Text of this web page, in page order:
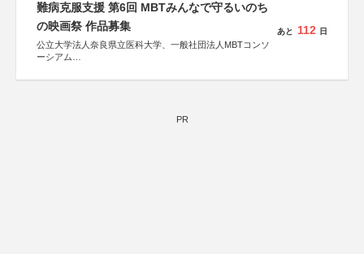
難病克服支援 第6回 MBTみんなで守るいのち
の映画祭 作品募集
公立大学法人奈良県立医科大学、一般社団法人MBTコンソ
ーシアム
協力：読売新聞社
あと 112 日
PR